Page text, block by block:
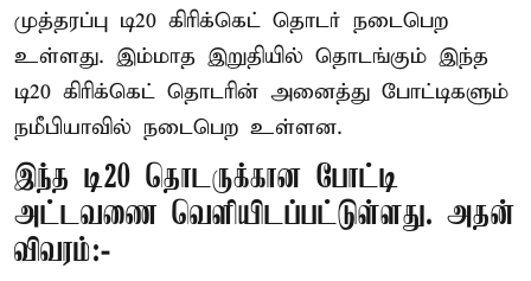
முத்தரப்பு டி20 கிரிக்கெட் தொடர் நடைபெற
உள்ளது. இம்மாத இறுதியில் தொடங்கும் இந்த
டி20 கிரிக்கெட் தொடரின் அனைத்து போட்டிகளும்
நமீபியாவில் நடைபெற உள்ளன.
இந்த டி20 தொடருக்கான போட்டி
அட்டவணை வெளியிடப்பட்டுள்ளது. அதன்
விவரம்:-